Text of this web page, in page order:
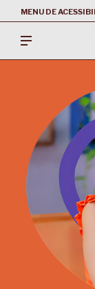
MENU DE